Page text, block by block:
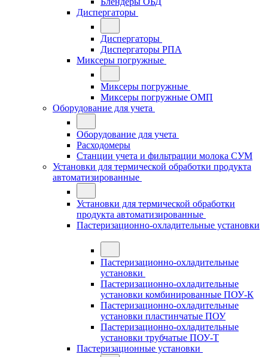
Диспергаторы
Диспергаторы
Диспергаторы РПА
Миксеры погружные
Миксеры погружные
Миксеры погружные ОМП
Оборудование для учета
Оборудование для учета
Расходомеры
Станции учета и фильтрации молока СУМ
Установки для термической обработки продукта
автоматизированные
Установки для термической обработки
продукта автоматизированные
Пастеризационно-охладительные установки
Пастеризационно-охладительные
установки
Пастеризационно-охладительные
установки комбинированные ПОУ-К
Пастеризационно-охладительные
установки пластинчатые ПОУ
Пастеризационно-охладительные
установки трубчатые ПОУ-Т
Пастеризационные установки